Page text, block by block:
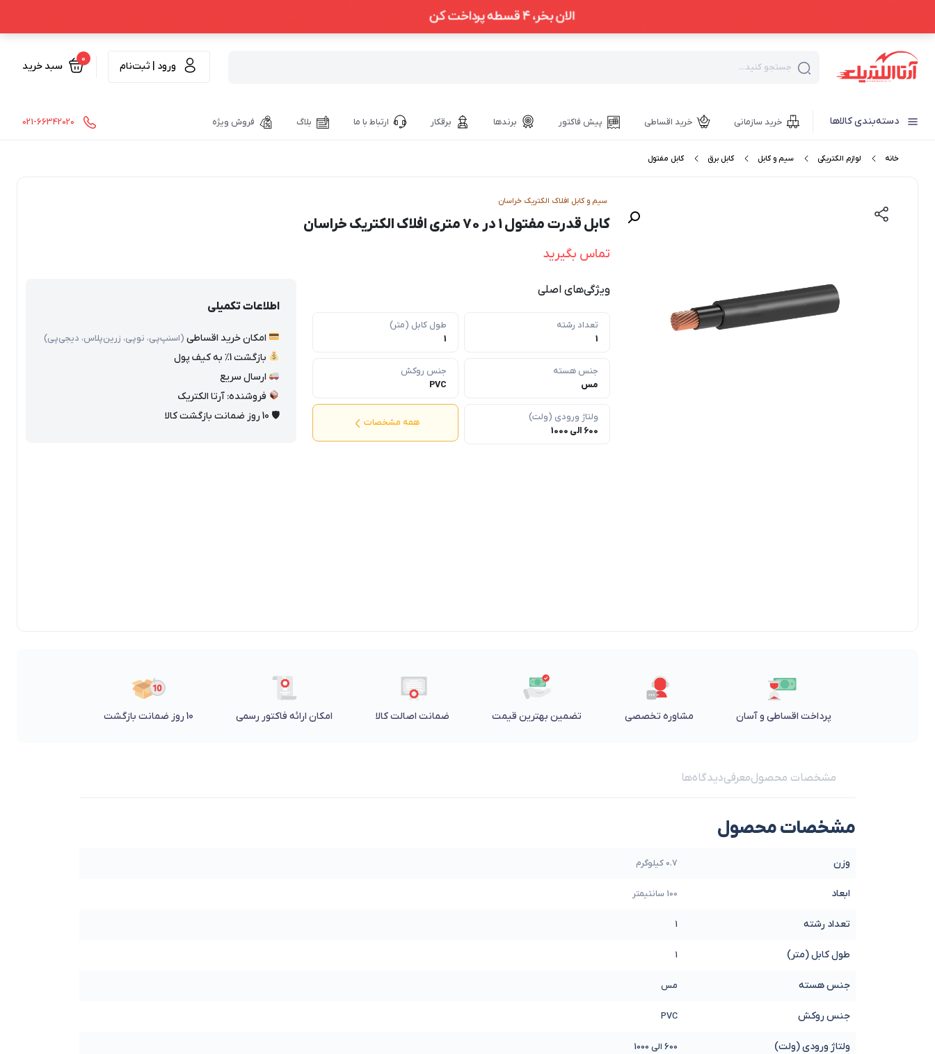
جستجو کنید... ورود | ثبت‌نام
0
سبد خرید
دسته‌بندی کالاها خرید سازمانی خرید اقساطی پیش فاکتور برندها برقکار ارتباط با ما بلاگ فروش ویژه 021-66342020
خانه لوازم الکتریکی سیم و کابل کابل برق کابل مفتول
سیم و کابل افلاک الکتریک خراسان
کابل قدرت مفتول 1 در 70 متری افلاک الکتریک خراسان
تماس بگیرید
ویژگی‌های اصلی
تعداد رشته
1
طول کابل (متر)
1
جنس هسته
مس
جنس روکش
PVC
ولتاژ ورودی (ولت)
600 الی 1000
همه مشخصات
اطلاعات تکمیلی
امکان خرید اقساطی (اسنپ‌پی، نوپی، زرین‌پلاس، دیجی‌پی)
بازگشت 1٪ به کیف پول
ارسال سریع
فروشنده: آرتا الکتریک
🛡 10 روز ضمانت بازگشت کالا
پرداخت اقساطی و آسان مشاوره تخصصی تضمین بهترین قیمت ضمانت اصالت کالا امکان ارائه فاکتور رسمی 10 روز ضمانت بازگشت
مشخصات محصولمعرفیدیدگاه‌ها
مشخصات محصول
وزن 0.7 کیلوگرم
ابعاد 100 سانتیمتر
تعداد رشته 1
طول کابل (متر) 1
جنس هسته مس
جنس روکش PVC
ولتاژ ورودی (ولت) 600 الی 1000